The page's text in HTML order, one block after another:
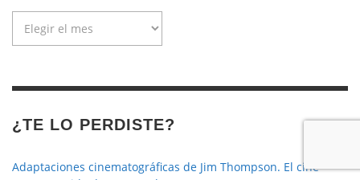
¿TE LO PERDISTE?
Adaptaciones cinematográficas de Jim Thompson. El cine